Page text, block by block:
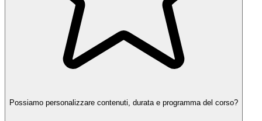
Possiamo personalizzare contenuti, durata e programma del corso?